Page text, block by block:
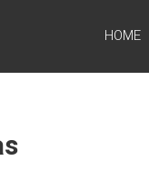
| RENTAL
HOME